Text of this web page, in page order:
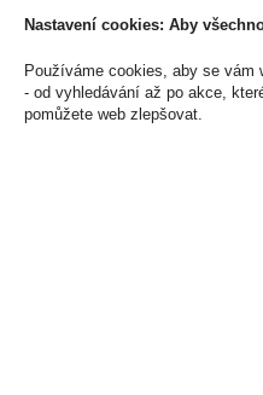
Nastavení cookies: Aby
Používáme cookies, aby se vám
- od vyhledávání až po akce,
pomůžete web zlepšovat.